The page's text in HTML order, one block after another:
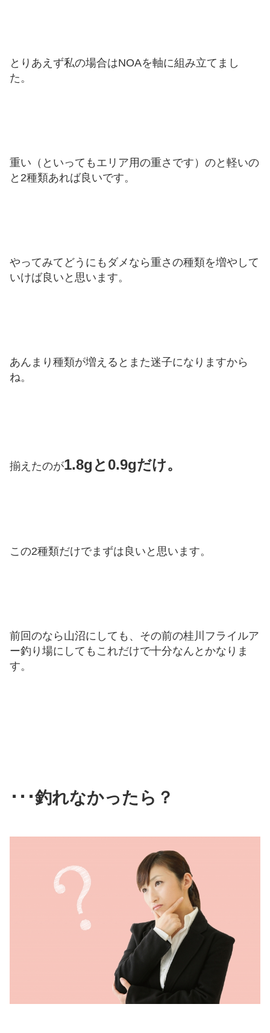
とりあえず私の場合はNOAを軸に組み立てまし
た。
重い（といってもエリア用の重さです）のと軽いの
と2種類あれば良いです。
やってみてどうにもダメなら重さの種類を増やして
いけば良いと思います。
あんまり種類が増えるとまた迷子になりますから
ね。
揃えたのが1.8gと0.9gだけ。
この2種類だけでまずは良いと思います。
前回のなら山沼にしても、その前の桂川フライルア
ー釣り場にしてもこれだけで十分なんとかなりま
す。
･･･釣れなかったら？